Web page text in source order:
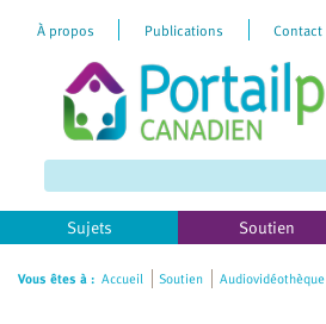
website
includes
an
accessibility
À propos Publications Contact
Sujets Soutien
Vous êtes à : Accueil Soutien Audiovidéothèque